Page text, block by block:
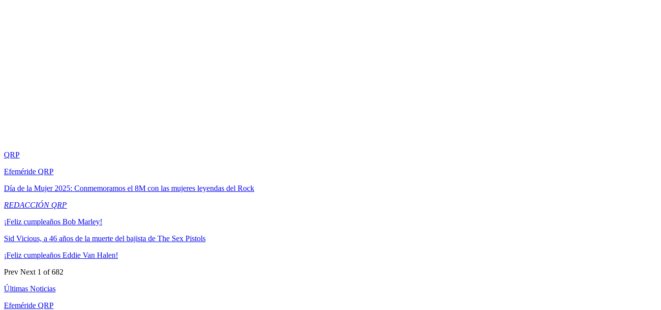
QRP
Efeméride QRP
Día de la Mujer 2025: Conmemoramos el 8M con las mujeres leyendas del Rock
REDACCIÓN QRP
¡Feliz cumpleaños Bob Marley!
Sid Vicious, a 46 años de la muerte del bajista de The Sex Pistols
¡Feliz cumpleaños Eddie Van Halen!
Prev Next 1 of 682
Últimas Noticias
Efeméride QRP